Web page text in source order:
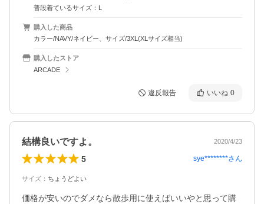
普段着ているサイズ：L
購入した商品
カラー/NAVY/ネイビー、サイズ/3XL(XLサイズ相当)
購入したストア
ARCADE
違反報告 いいね 0
結構良いですよ。 2020/4/23
5 sye********さん
サイズ ： ちょうどよい
価格が安いのでダメなら散歩用に使えばいいやと思って購